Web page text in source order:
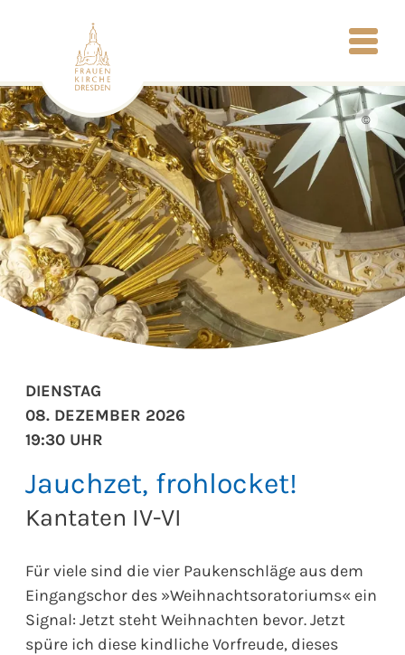
©
Jauchzet, frohlocket!
Kantaten IV-VI
Für viele sind die vier Paukenschläge aus dem
Eingangschor des »Weihnachtsoratoriums« ein
Signal: Jetzt steht Weihnachten bevor. Jetzt
spüre ich diese kindliche Vorfreude, dieses
DIENSTAG
08. DEZEMBER 2026
19:30 UHR